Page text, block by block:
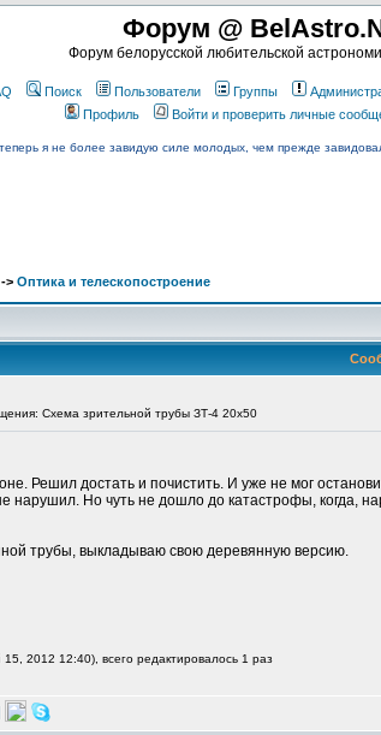
Форум @
Форум белорусской любительской
Поиск Пользователи Группы
Профиль
Войти и проверить личные
я не более завидую силе молодых, чем прежде
-> Оптика и телескопостроение
Схема зрительной трубы ЗТ-4 20х50
Решил достать и почистить. И уже не мог
нарушил. Но чуть не дошло до катастрофы, когда,
трубы, выкладываю свою деревянную версию.
2012 12:40), всего редактировалось 1 раз